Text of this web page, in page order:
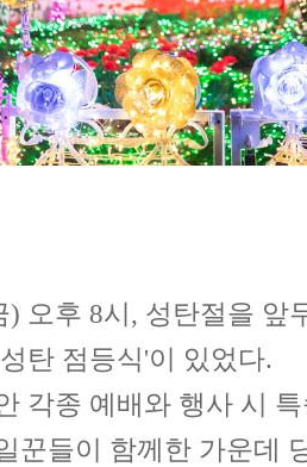
) 오후 8시, 성탄절을 앞
탄 점등식'이 있었다.
각종 예배와 행사 시
꾼들이 함께한 가운데